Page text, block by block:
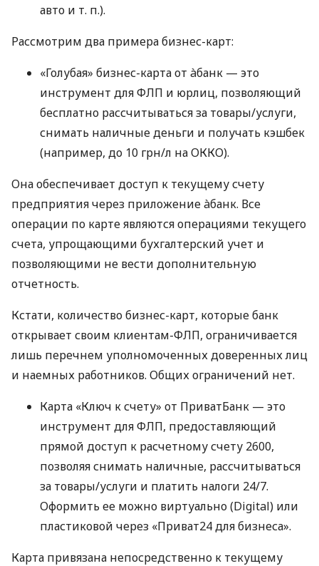
авто и т. п.).
Рассмотрим два примера бизнес-карт:
«Голубая» бизнес-карта от àбанк — это
инструмент для ФЛП и юрлиц, позволяющий
бесплатно рассчитываться за товары/услуги,
снимать наличные деньги и получать кэшбек
(например, до 10 грн/л на ОККО).
Она обеспечивает доступ к текущему счету
предприятия через приложение àбанк. Все
операции по карте являются операциями текущего
счета, упрощающими бухгалтерский учет и
позволяющими не вести дополнительную
отчетность.
Кстати, количество бизнес-карт, которые банк
открывает своим клиентам-ФЛП, ограничивается
лишь перечнем уполномоченных доверенных лиц
и наемных работников. Общих ограничений нет.
Карта «Ключ к счету» от ПриватБанк — это
инструмент для ФЛП, предоставляющий
прямой доступ к расчетному счету 2600,
позволяя снимать наличные, рассчитываться
за товары/услуги и платить налоги 24/7.
Оформить ее можно виртуально (Digital) или
пластиковой через «Приват24 для бизнеса».
Карта привязана непосредственно к текущему